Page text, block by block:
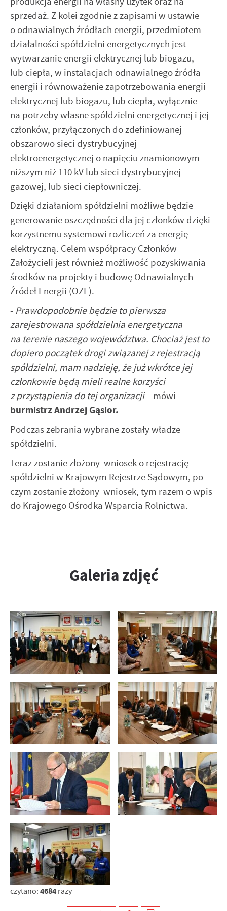
sprzedaż. Z kolei zgodnie z zapisami w ustawie
o odnawialnych źródłach energii, przedmiotem
działalności spółdzielni energetycznych jest
wytwarzanie energii elektrycznej lub biogazu,
lub ciepła, w instalacjach odnawialnego źródła
energii i równoważenie zapotrzebowania energii
elektrycznej lub biogazu, lub ciepła, wyłącznie
na potrzeby własne spółdzielni energetycznej i jej
członków, przyłączonych do zdefiniowanej
obszarowo sieci dystrybucyjnej
elektroenergetycznej o napięciu znamionowym
niższym niż 110 kV lub sieci dystrybucyjnej
gazowej, lub sieci ciepłowniczej.
Dzięki działaniom spółdzielni możliwe będzie
generowanie oszczędności dla jej członków dzięki
korzystnemu systemowi rozliczeń za energię
elektryczną. Celem współpracy Członków
Założycieli jest również możliwość pozyskiwania
środków na projekty i budowę Odnawialnych
Źródeł Energii (OZE).
- Prawdopodobnie będzie to pierwsza
zarejestrowana spółdzielnia energetyczna
na terenie naszego województwa. Chociaż jest to
dopiero początek drogi związanej z rejestracją
spółdzielni, mam nadzieję, że już wkrótce jej
członkowie będą mieli realne korzyści
z przystąpienia do tej organizacji– mówi
burmistrz Andrzej Gąsior.
Podczas zebrania wybrane zostały władze
spółdzielni.
Teraz zostanie złożony wniosek o rejestrację
spółdzielni w Krajowym Rejestrze Sądowym, po
czym zostanie złożony wniosek, tym razem o wpis
do Krajowego Ośrodka Wsparcia Rolnictwa.
Galeria zdjęć
czytano: 4684 razy
internetowej. Treści promocyjne mogą pojawić się na
stronach podmiotów trzecich lub firm będących naszymi
partnerami oraz innych dostawców usług. Firmy te działają
w charakterze pośredników prezentujących nasze treści w
postaci wiadomości, ofert, komunikatów mediów
społecznościowych.